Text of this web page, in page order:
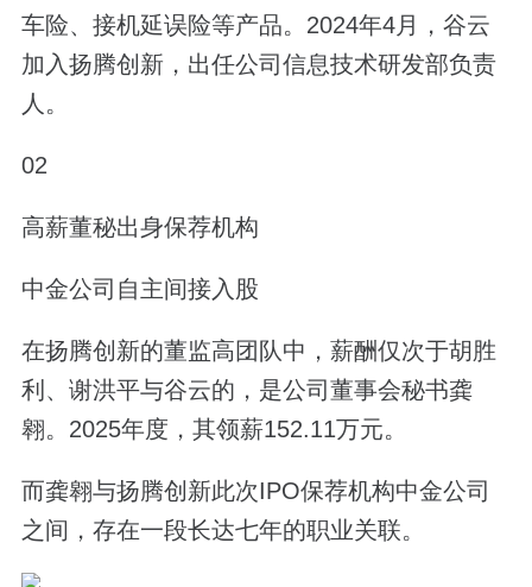
车险、接机延误险等产品。2024年4月，谷云
加入扬腾创新，出任公司信息技术研发部负责
人。
02
高薪董秘出身保荐机构
中金公司自主间接入股
在扬腾创新的董监高团队中，薪酬仅次于胡胜
利、谢洪平与谷云的，是公司董事会秘书龚
翱。2025年度，其领薪152.11万元。
而龚翱与扬腾创新此次IPO保荐机构中金公司
之间，存在一段长达七年的职业关联。